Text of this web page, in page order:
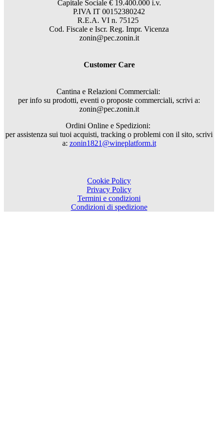
Capitale Sociale € 19.400.000 i.v.
P.IVA IT 00152380242
R.E.A. VI n. 75125
Cod. Fiscale e Iscr. Reg. Impr. Vicenza
zonin@pec.zonin.it
Customer Care
Cantina e Relazioni Commerciali:
per info su prodotti, eventi o proposte commerciali, scrivi a:
zonin@pec.zonin.it
Ordini Online e Spedizioni:
per assistenza sui tuoi acquisti, tracking o problemi con il sito, scrivi
a: zonin1821@wineplatform.it
Cookie Policy
Privacy Policy
Termini e condizioni
Condizioni di spedizione